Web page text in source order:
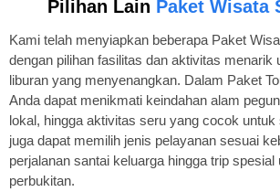
Pilihan Lain Paket Wisata
Kami telah menyiapkan beberapa Paket
dengan pilihan fasilitas dan aktivitas menarik
liburan yang menyenangkan. Dalam Paket
Anda dapat menikmati keindahan alam
lokal, hingga aktivitas seru yang cocok untuk
juga dapat memilih jenis pelayanan sesuai
perjalanan santai keluarga hingga trip
perbukitan.